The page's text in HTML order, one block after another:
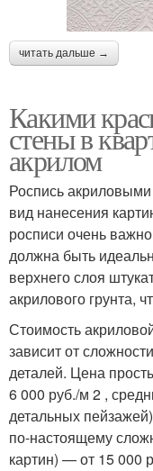
читать дальше →
Какими
стены в
акрилом
Роспись
вид нанесения
росписи очень
должна быть
верхнего слоя
акрилового грунта,
Стоимость
зависит от
деталей. Цена
6 000 руб./м 2 ,
детальных
по-настоящему
картин) — от 15 000